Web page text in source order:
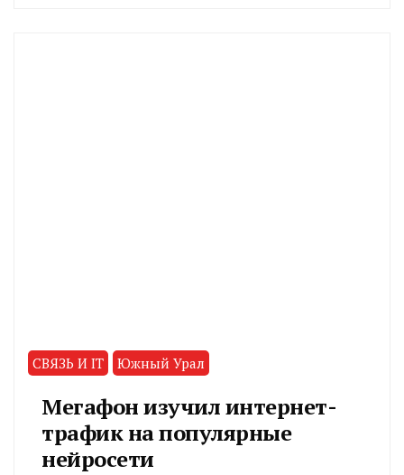
СВЯЗЬ И IT Южный Урал
Мегафон изучил интернет-
трафик на популярные
нейросети